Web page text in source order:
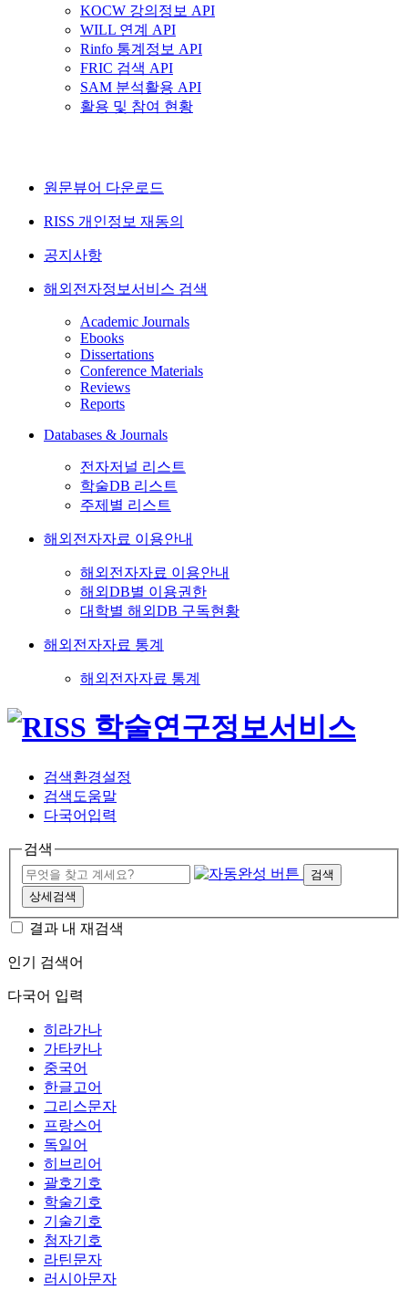
KOCW 강의정보 API
WILL 연계 API
Rinfo 통계정보 API
FRIC 검색 API
SAM 분석활용 API
활용 및 참여 현황
원문뷰어 다운로드
RISS 개인정보 재동의
공지사항
해외전자정보서비스 검색
Academic Journals
Ebooks
Dissertations
Conference Materials
Reviews
Reports
Databases & Journals
전자저널 리스트
학술DB 리스트
주제별 리스트
해외전자자료 이용안내
해외전자자료 이용안내
해외DB별 이용권한
대학별 해외DB 구독현황
해외전자자료 통계
해외전자자료 통계
검색환경설정
검색도움말
다국어입력
검색
검색
상세검색
결과 내 재검색
인기 검색어
다국어 입력
히라가나
가타카나
중국어
한글고어
그리스문자
프랑스어
독일어
히브리어
괄호기호
학술기호
기술기호
첨자기호
라틴문자
러시아문자